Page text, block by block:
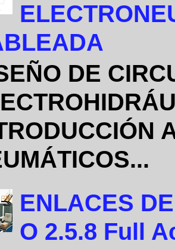
DE
ENLACES
O 2.5.8 Full